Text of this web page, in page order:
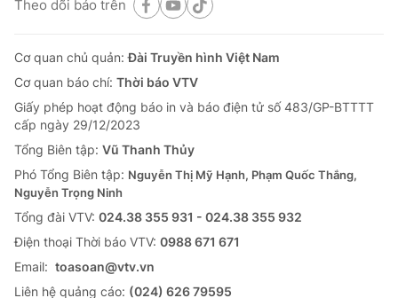
Theo dõi báo trên
Cơ quan chủ quản:Đài Truyền hình Việt Nam
Cơ quan báo chí: Thời báo VTV
Giấy phép hoạt động báo in và báo điện tử số 483/GP-BTTTT
cấp ngày 29/12/2023
Tổng Biên tập: Vũ Thanh Thủy
Phó Tổng Biên tập: Nguyễn Thị Mỹ Hạnh, Phạm Quốc Thắng,
Nguyễn Trọng Ninh
Tổng đài VTV: 024.38 355 931 - 024.38 355 932
Ðiện thoại Thời báo VTV: 0988 671 671
Email: toasoan@vtv.vn
Liên hệ quảng cáo: (024) 626 79595